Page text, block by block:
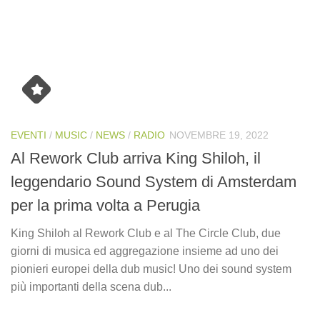
EVENTI / MUSIC / NEWS / RADIO NOVEMBRE 19, 2022
Al Rework Club arriva King Shiloh, il
leggendario Sound System di Amsterdam
per la prima volta a Perugia
King Shiloh al Rework Club e al The Circle Club, due
giorni di musica ed aggregazione insieme ad uno dei
pionieri europei della dub music! Uno dei sound system
più importanti della scena dub...